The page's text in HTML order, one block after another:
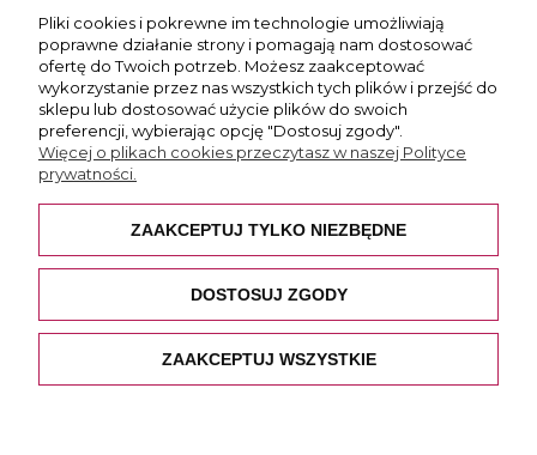
Więcej informacji
Płatność i dostawa
Pomoc
O nas
Pliki cookies i pokrewne im technologie umożliwiają
poprawne działanie strony i pomagają nam dostosować
ofertę do Twoich potrzeb. Możesz zaakceptować
wykorzystanie przez nas wszystkich tych plików i przejść do
sklepu lub dostosować użycie plików do swoich
preferencji, wybierając opcję "Dostosuj zgody".
Więcej o plikach cookies przeczytasz w naszej Polityce
prywatności.
ZAAKCEPTUJ TYLKO NIEZBĘDNE
DOSTOSUJ ZGODY
ZAAKCEPTUJ WSZYSTKIE